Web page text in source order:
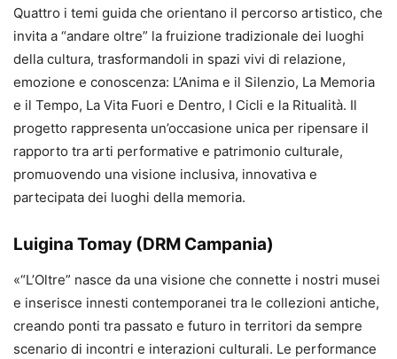
Quattro i temi guida che orientano il percorso artistico, che
invita a “andare oltre” la fruizione tradizionale dei luoghi
della cultura, trasformandoli in spazi vivi di relazione,
emozione e conoscenza: L’Anima e il Silenzio, La Memoria
e il Tempo, La Vita Fuori e Dentro, I Cicli e la Ritualità. Il
progetto rappresenta un’occasione unica per ripensare il
rapporto tra arti performative e patrimonio culturale,
promuovendo una visione inclusiva, innovativa e
partecipata dei luoghi della memoria.
Luigina Tomay (DRM Campania)
«“L’Oltre” nasce da una visione che connette i nostri musei
e inserisce innesti contemporanei tra le collezioni antiche,
creando ponti tra passato e futuro in territori da sempre
scenario di incontri e interazioni culturali. Le performance